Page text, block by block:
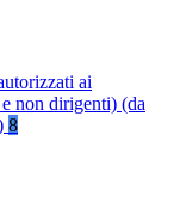
ai
non dirigenti) (da
8